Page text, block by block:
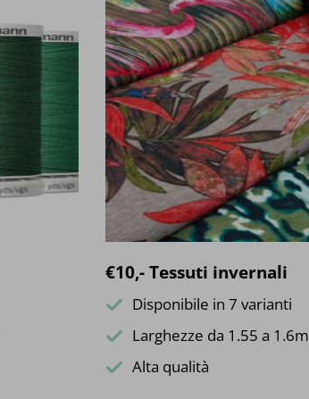
€10,- Tessuti invernali
Disponibile in 7 varianti
Larghezze da 1.55 a 1.6m
Alta qualità